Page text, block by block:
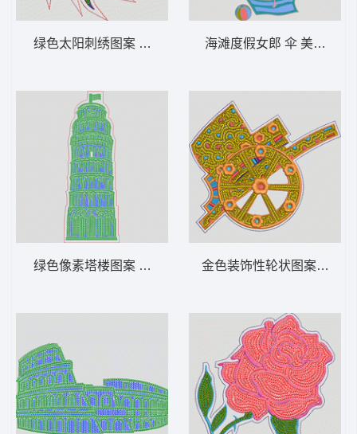
绿色太阳刺绣图案 太阳 多色珠片
绿色像素塔楼图案 风景 多色珠片 建筑 比萨
海滩度假女郎 伞 美女 比
金色装饰性轮状图案 车 老